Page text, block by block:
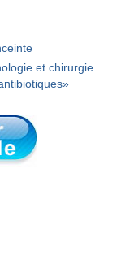
et chirurgie